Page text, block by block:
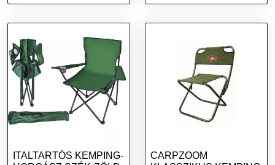
kemping, horgászat, piros,
ITALTARTÓS KEMPING-
CARPZOOM